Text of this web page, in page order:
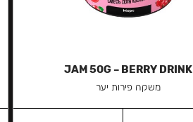
JAM 50G – BERRY DRINK
משקה פירות יער